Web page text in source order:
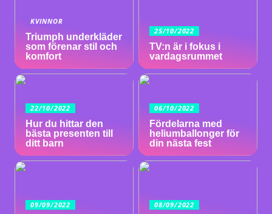
KVINNOR
Triumph underkläder
som förenar stil och
komfort
25/10/2022
TV:n är i fokus i
vardagsrummet
22/10/2022
Hur du hittar den
bästa presenten till
ditt barn
06/10/2022
Fördelarna med
heliumballonger för
din nästa fest
09/09/2022 08/09/2022